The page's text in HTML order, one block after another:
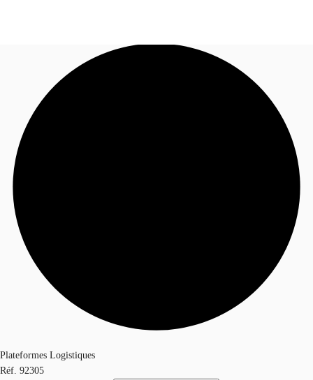
Blog
Données marchés
Appelez maintenant
Plateformes Logistiques
Réf. 92305